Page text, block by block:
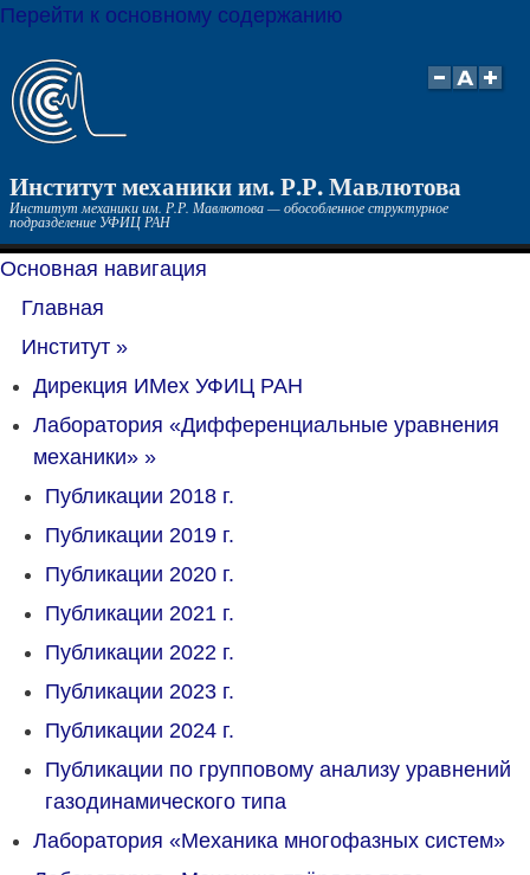
Перейти к основному содержанию
Институт механики им. Р.Р. Мавлютова
Институт механики им. Р.Р. Мавлютова — обособленное структурное
подразделение УФИЦ РАН
Основная навигация
Главная
Институт »
Дирекция ИМех УФИЦ РАН
Лаборатория «Дифференциальные уравнения
механики» »
Публикации 2018 г.
Публикации 2019 г.
Публикации 2020 г.
Публикации 2021 г.
Публикации 2022 г.
Публикации 2023 г.
Публикации 2024 г.
Публикации по групповому анализу уравнений
газодинамического типа
Лаборатория «Механика многофазных систем»